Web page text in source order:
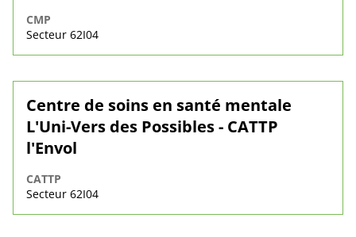
CMP
Secteur 62I04
Centre de soins en santé mentale
L'Uni-Vers des Possibles - CATTP
l'Envol
CATTP
Secteur 62I04